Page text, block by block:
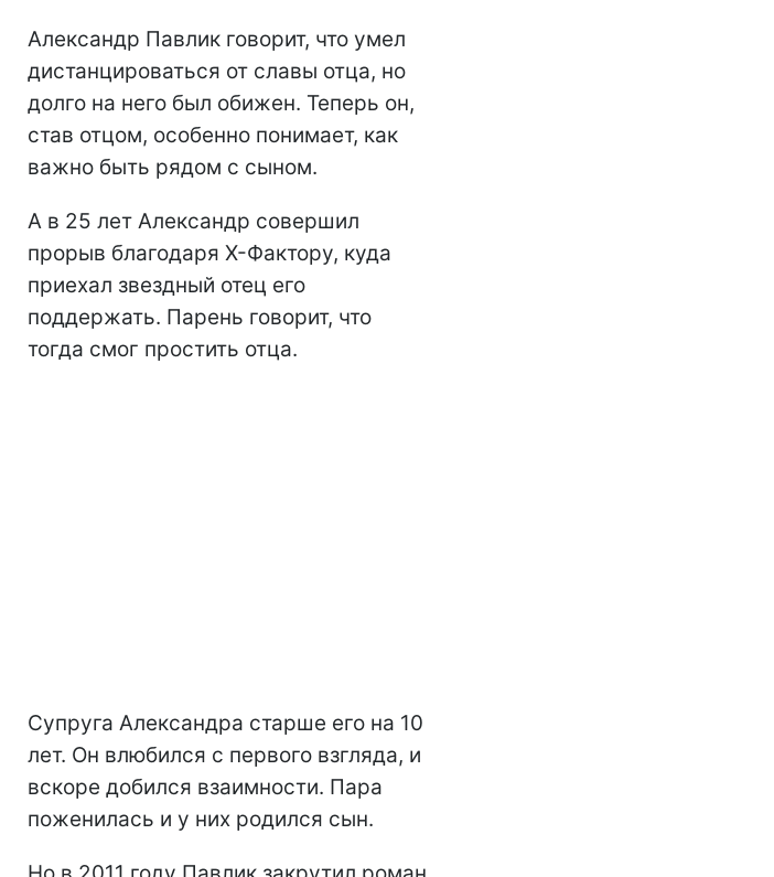
Александр Павлик говорит, что умел
дистанцироваться от славы отца, но
долго на него был обижен. Теперь он,
став отцом, особенно понимает, как
важно быть рядом с сыном.
А в 25 лет Александр совершил
прорыв благодаря Х-Фактору, куда
приехал звездный отец его
поддержать. Парень говорит, что
тогда смог простить отца.
Супруга Александра старше его на 10
лет. Он влюбился с первого взгляда, и
вскоре добился взаимности. Пара
поженилась и у них родился сын.